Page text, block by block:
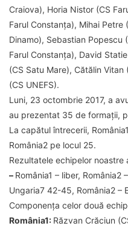
Craiova), Horia Nistor (CS
Farul Constanța), Mihai Petre
Dinamo), Sebastian Popescu
Farul Constanța), David
(CS Satu Mare), Cătălin
(CS UNEFS).
Luni, 23 octombrie 2017, a
au prezentat 35 de formații,
La capătul întrecerii,
România2 pe locul 25.
Rezultatele echipelor noastre
– România1 – liber, România2
Ungaria7 42-45, România2 –
Componența celor două
România1: Răzvan Crăciun